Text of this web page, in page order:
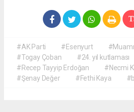
#AK Parti #Esenyurt
#Togay Çoban
#24. yıl kutlaması
#Recep Tayyip Erdoğan
#Necmi
#Şenay Değer
#Fethi Kaya